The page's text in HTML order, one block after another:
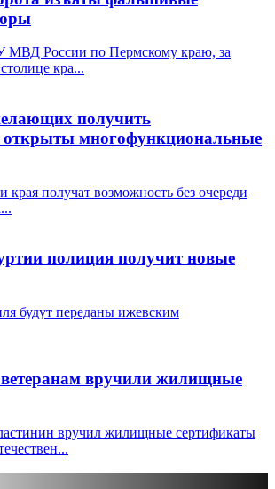
России по Пермскому краю, за
кра...
получить
открыты многофункциональные
получат возможность без очереди
полиция получит новые
будут переданы ижевским
вручили жилищные
вручил жилищные сертификаты